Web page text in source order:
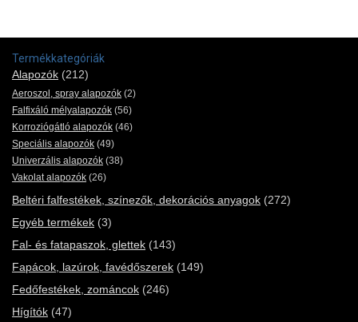
Termékkategóriák
Alapozók (212)
Aeroszol, spray alapozók (2)
Falfixáló mélyalapozók (56)
Korroziógátló alapozók (46)
Speciális alapozók (49)
Univerzális alapozók (38)
Vakolat alapozók (26)
Beltéri falfestékek, színezők, dekorációs anyagok (272)
Egyéb termékek (3)
Fal- és fatapaszok, glettek (143)
Fapácok, lazúrok, favédőszerek (149)
Fedőfestékek, zománcok (246)
Hígítók (47)